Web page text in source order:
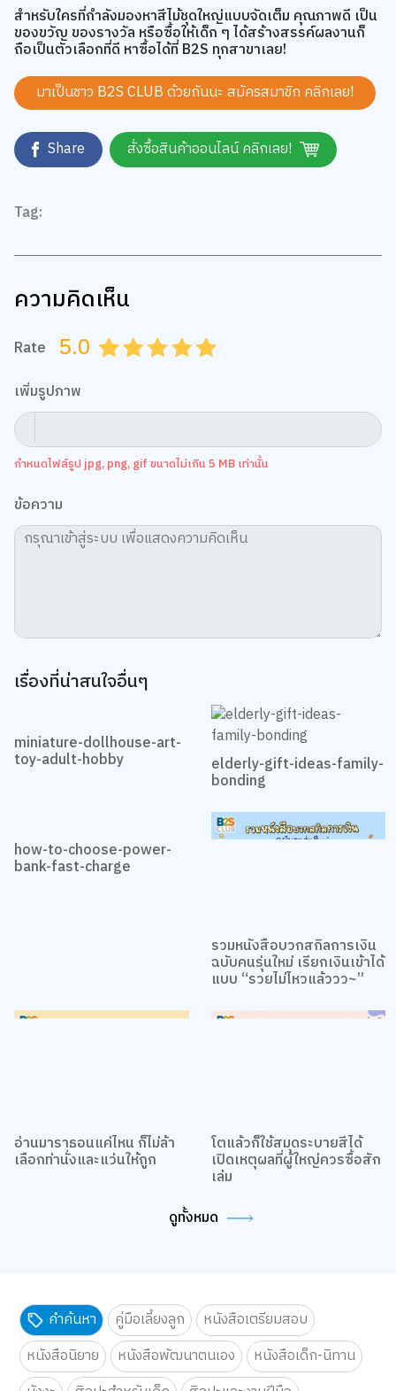
ของขวัญ ของรางวัล หรือซื้อให้เด็ก ๆ ได้สร้างสรรค์ผลงานก็
ถือเป็นตัวเลือกที่ดี หาซื้อได้ที่ B2S ทุกสาขาเลย!
มาเป็นชาว B2S CLUB ด้วยกันนะ สมัครสมาชิกคลิกเลย!
Share สั่งซื้อสินค้าออนไลน์ คลิกเลย!
ความคิดเห็น
กำหนดไฟล์รูป jpg, png, gif ขนาดไม่เกิน 5 MB เท่านั้น
เรื่องที่น่าสนใจอื่นๆ
miniature-dollhouse-art-
toy-adult-hobby elderly-gift-ideas-family-
bonding
how-to-choose-power-
bank-fast-charge
รวมหนังสือบวกสกิลการเงิน
ฉบับคนรุ่นใหม่ เรียกเงินเข้าได้
แบบ “รวยไม่ไหวแล้ววว~”
อ่านมาราธอนแค่ไหน ก็ไม่ล้า
เลือกท่านั่งและแว่นให้ถูก
โตแล้วก็ใช้สมุดระบายสีได้
เปิดเหตุผลที่ผู้ใหญ่ควรซื้อสัก
เล่ม
ดูทั้งหมด
คำค้นหา คู่มือเลี้ยงลูก
หนังสือเตรียมสอบ
หนังสือนิยาย
หนังสือพัฒนาตนเอง
หนังสือเด็ก-นิทาน
ตรงกับความสนใจ รวมถึงเพื่อวิเคราะห์การเข้าใช้งานเว็บไซต์และทำความเข้าใจ
ว่าผู้ใช้งานมาจากที่ใด คุณสามารถเลือกตั้งค่าความยินยอมการใช้คุกกี้ได้ โดย
คลิก “การตั้งค่าคุกกี้” นโยบายคุกกี้